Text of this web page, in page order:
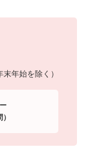
年始を除く）